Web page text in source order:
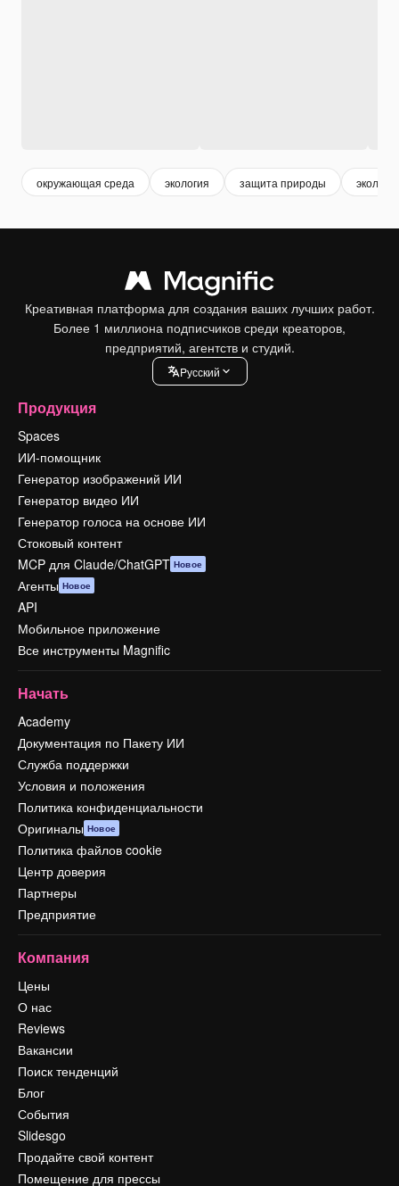
окружающая среда экология защита природы
Креативная платформа для создания ваших лучших работ.
Более 1 миллиона подписчиков среди креаторов,
предприятий, агентств и студий.
Pусский
Продукция
Spaces
ИИ-помощник
Генератор изображений ИИ
Генератор видео ИИ
Генератор голоса на основе ИИ
Стоковый контент
MCP для Claude/ChatGPT Новое
Агенты Новое
API
Мобильное приложение
Все инструменты Magnific
Начать
Academy
Документация по Пакету ИИ
Служба поддержки
Условия и положения
Политика конфиденциальности
Оригиналы Новое
Политика файлов cookie
Центр доверия
Партнеры
Предприятие
Компания
Цены
О нас
Reviews
Вакансии
Поиск тенденций
Блог
События
Slidesgo
Продайте свой контент
Помещение для прессы